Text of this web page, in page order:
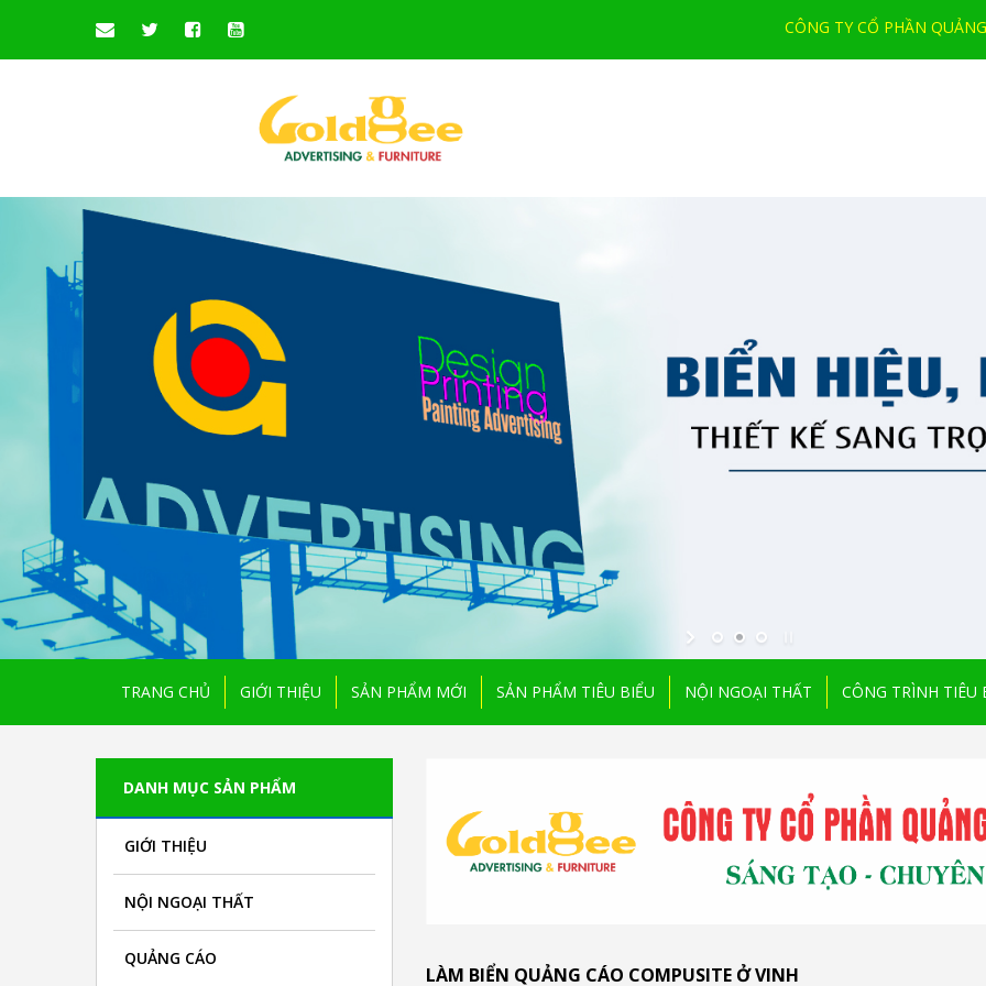
CÔNG TY CỔ PHẦN
TRANG CHỦ GIỚI THIỆU SẢN PHẨM MỚI SẢN PHẨM TIÊU BIỂU NỘI NGOẠI THẤT CÔNG TRÌNH TIÊU
LÀM BIỂN QUẢNG CÁO COMPUSITE Ở VINH
DANH MỤC SẢN PHẨM
GIỚI THIỆU
NỘI NGOẠI THẤT
QUẢNG CÁO